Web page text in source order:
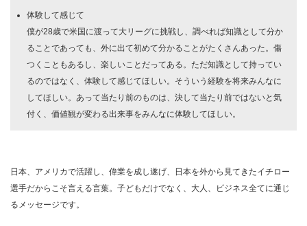
体験して感じて
僕が28歳で米国に渡って大リーグに挑戦し、調べれば知識として分か
ることであっても、外に出て初めて分かることがたくさんあった。傷
つくこともあるし、楽しいことだってある。ただ知識として持ってい
るのではなく、体験して感じてほしい。そういう経験を将来みんなに
してほしい。あって当たり前のものは、決して当たり前ではないと気
付く、価値観が変わる出来事をみんなに体験してほしい。
日本、アメリカで活躍し、偉業を成し遂げ、日本を外から見てきたイチロー
選手だからこそ言える言葉。子どもだけでなく、大人、ビジネス全てに通じ
るメッセージです。